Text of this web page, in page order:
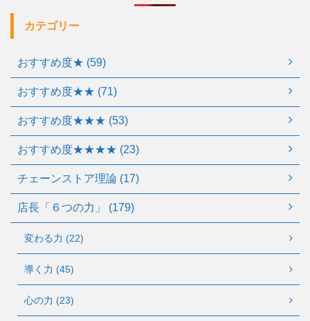
カテゴリー
おすすめ度★ (59)
おすすめ度★★ (71)
おすすめ度★★★ (53)
おすすめ度★★★★ (23)
チェーンストア理論 (17)
店長「６つの力」 (179)
変わる力 (22)
導く力 (45)
心の力 (23)